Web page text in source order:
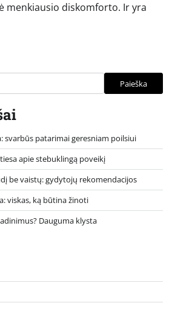
menkiausio diskomforto. Ir yra
Paieška
svarbūs patarimai geresniam poilsiui
apie stebuklingą poveikį
be vaistų: gydytojų rekomendacijos
viskas, ką būtina žinoti
Dauguma klysta